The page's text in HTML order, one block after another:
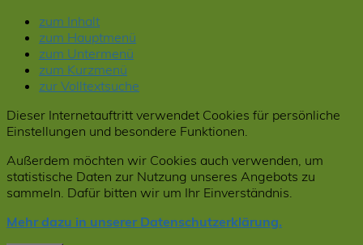
zum Inhalt
zum Hauptmenü
zum Untermenü
zum Kurzmenü
zur Volltextsuche
Dieser Internetauftritt verwendet Cookies für persönliche
Einstellungen und besondere Funktionen.
Außerdem möchten wir Cookies auch verwenden, um
statistische Daten zur Nutzung unseres Angebots zu
sammeln. Dafür bitten wir um Ihr Einverständnis.
Mehr dazu in unserer Datenschutzerklärung.